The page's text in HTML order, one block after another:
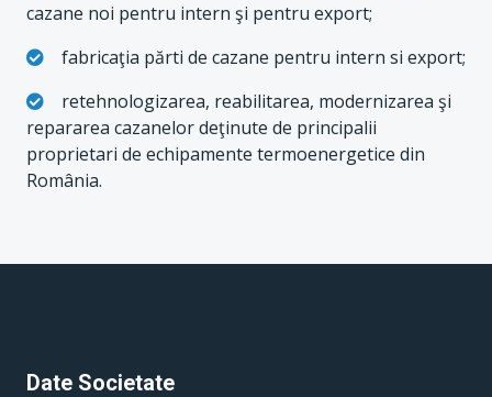
cazane noi pentru intern şi pentru export;
fabricaţia părti de cazane pentru intern si export;
retehnologizarea, reabilitarea, modernizarea şi
repararea cazanelor deţinute de principalii
proprietari de echipamente termoenergetice din
România.
Date Societate